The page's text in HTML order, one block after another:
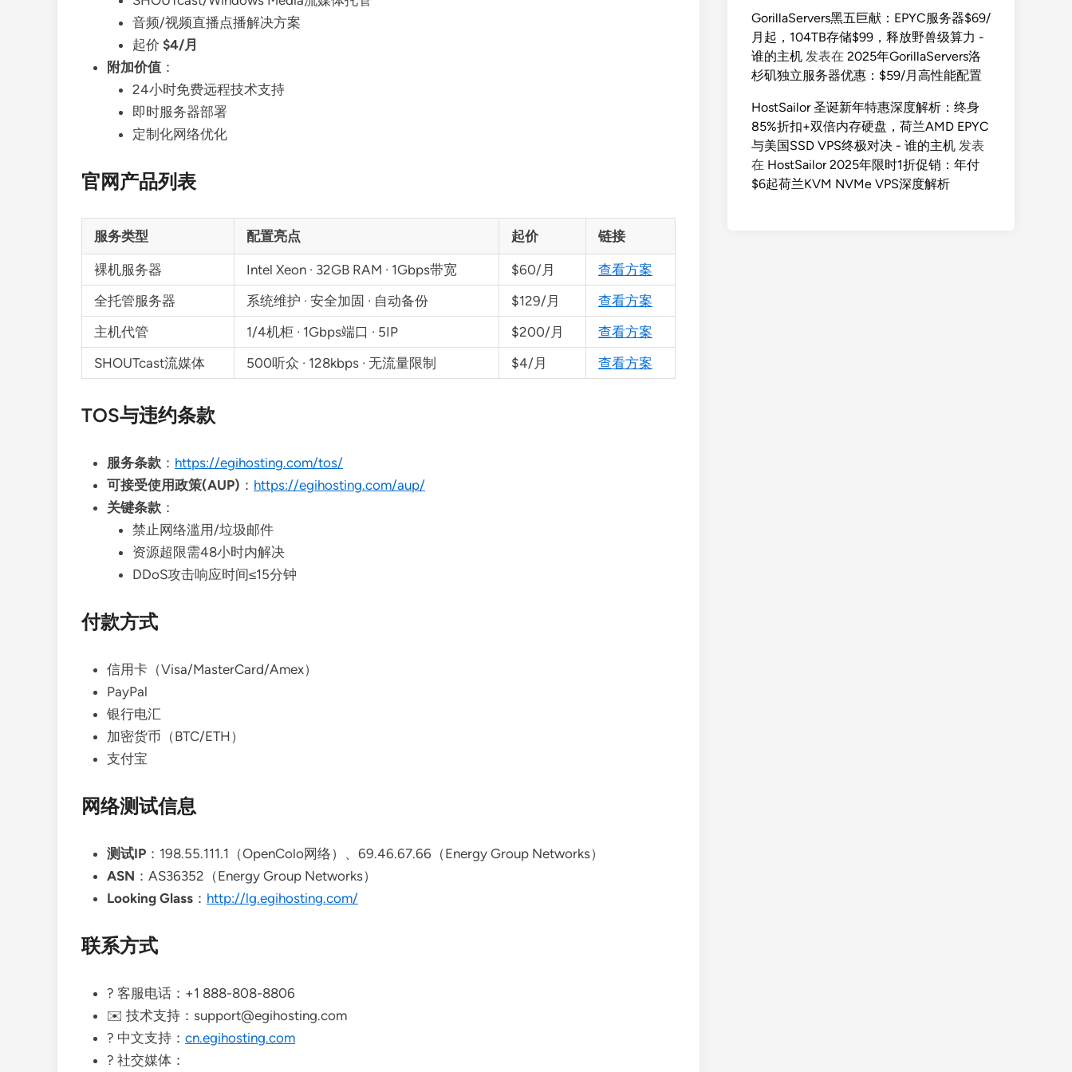
音频/视频直播点播解决方案
起价 $4/月
附加价值 ：
24小时免费远程技术支持
即时服务器部署
定制化网络优化
官网产品列表
服务类型 配置亮点 起价 链接
裸机服务器 Intel Xeon · 32GB RAM · 1Gbps带宽 $60/月
查看方案
全托管服务器
系统维护 · 安全加固 · 自动备份 $129/月
查看方案
主机代管
1/4机柜 · 1Gbps端口 · 5IP $200/月
查看方案
SHOUTcast流媒体
500听众 · 128kbps · 无流量限制 $4/月 查看方案
TOS与违约条款
服务条款 ： https://egihosting.com/tos/
可接受使用政策(AUP) ： https://egihosting.com/aup/
关键条款 ：
禁止网络滥用/垃圾邮件
资源超限需48小时内解决
DDoS攻击响应时间≤15分钟
付款方式
信用卡（Visa/MasterCard/Amex）
PayPal
银行电汇
加密货币（BTC/ETH）
支付宝
网络测试信息
测试IP ：198.55.111.1（OpenColo网络）、69.46.67.66（Energy Group Networks）
ASN ：AS36352（Energy Group Networks）
Looking Glass ： http://lg.egihosting.com/
联系方式
? 客服电话：+1 888-808-8806
✉️ 技术支持：support@egihosting.com
? 中文支持： cn.egihosting.com
? 社交媒体：
GorillaServers黑五巨献：EPYC服务器$69/
月起，104TB存储$99，释放野兽级算力 -
谁的主机 发表在 2025年GorillaServers洛
杉矶独立服务器优惠：$59/月高性能配置
HostSailor 圣诞新年特惠深度解析：终身
85%折扣+双倍内存硬盘，荷兰AMD EPYC
与美国SSD VPS终极对决 - 谁的主机 发表
在 HostSailor 2025年限时1折促销：年付
$6起荷兰KVM NVMe VPS深度解析